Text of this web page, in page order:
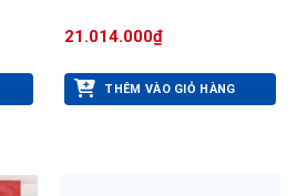
21.014.000₫
THÊM VÀO GIỎ HÀNG